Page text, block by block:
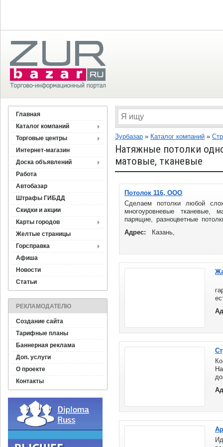
Главная
Каталог компаний
Торговые центры
Интернет-магазин
Доска объявлений
Работа
Автобазар
Штрафы ГИБДД
Скидки и акции
Карты городов
Желтые страницы
Горсправка
Афиша
Новости
Статьи
РЕКЛАМОДАТЕЛЮ
Создание сайта
Тарифные планы
Баннерная реклама
Доп. услуги
О проекте
Контакты
Зурбазар » Каталог компаний »
Натяжные потолки
матовые, тканевые
Потолок 116, ООО
Сделаем потолки любой
многоуровневые тканевые,
парящие, разноцветные
Адрес: Казань,